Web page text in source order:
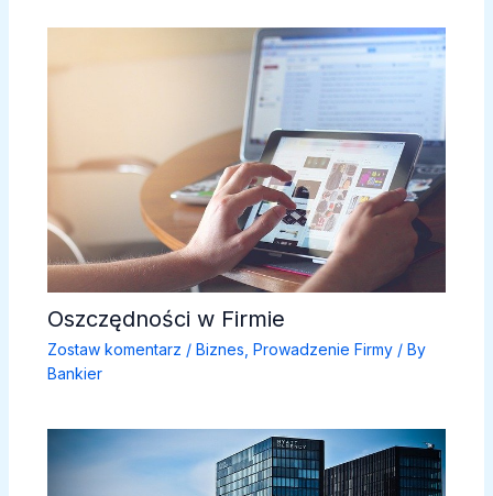
Oszczędności w Firmie
Zostaw komentarz / Biznes Prowadzenie Firmy/ By
Bankier